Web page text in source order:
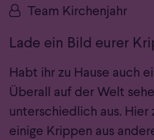
Von:Team Kirchenjahr
Lade ein Bild eurer
Habt ihr zu Hause auch
Überall auf der Welt
unterschiedlich aus.
einige Krippen aus